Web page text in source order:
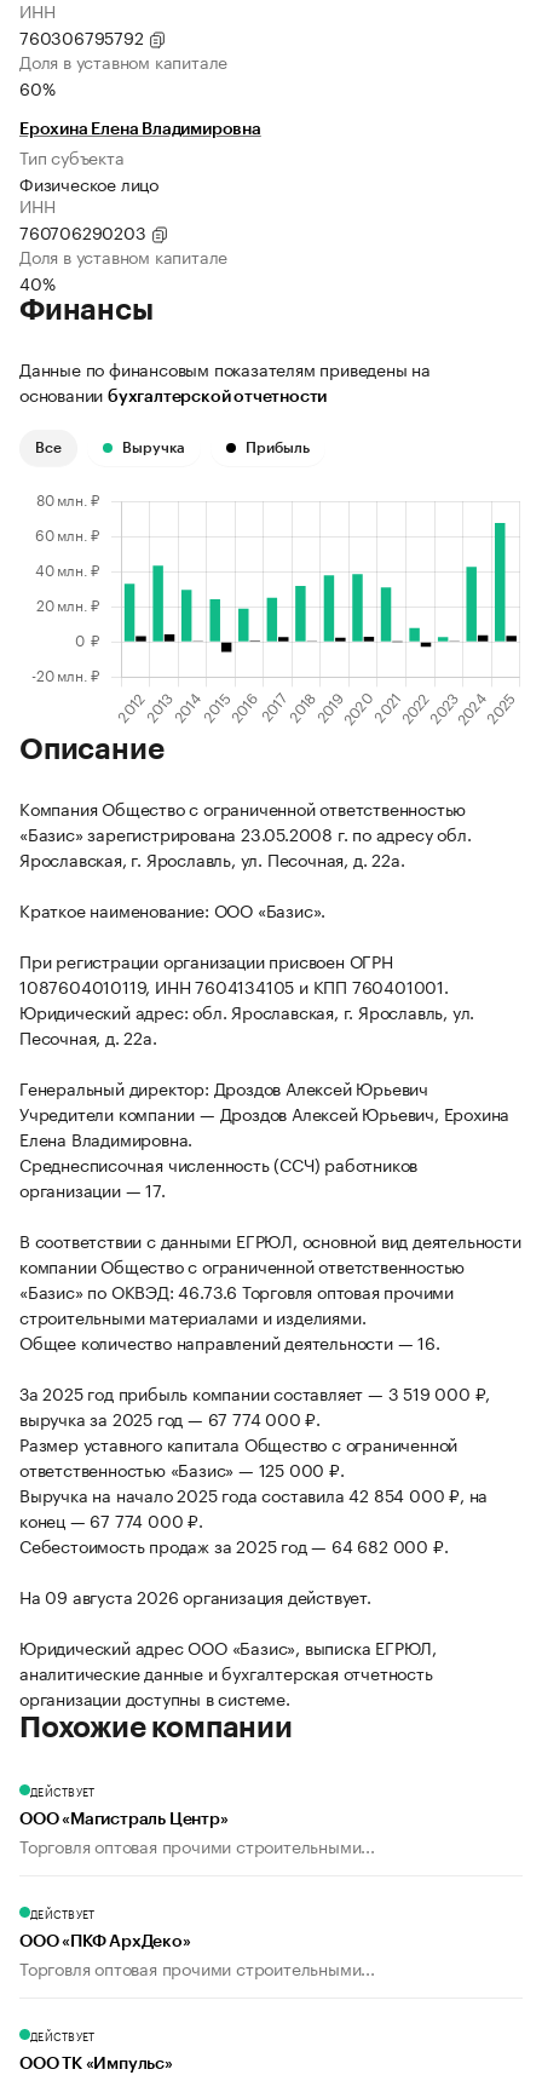
ИНН
760306795792
Доля в уставном капитале
60%
Ерохина Елена Владимировна
Тип субъекта
Физическое лицо
ИНН
760706290203
Доля в уставном капитале
40%
Финансы
Данные по финансовым показателям приведены на
основании бухгалтерской отчетности
Все Выручка Прибыль
Описание
Компания Общество с ограниченной ответственностью
«Базис» зарегистрирована 23.05.2008 г. по адресу обл.
Ярославская, г. Ярославль, ул. Песочная, д. 22а.
Краткое наименование: ООО «Базис».
При регистрации организации присвоен ОГРН
1087604010119, ИНН 7604134105 и КПП 760401001.
Юридический адрес: обл. Ярославская, г. Ярославль, ул.
Песочная, д. 22а.
Генеральный директор: Дроздов Алексей Юрьевич
Учредители компании — Дроздов Алексей Юрьевич, Ерохина
Елена Владимировна.
Среднесписочная численность (ССЧ) работников
организации — 17.
В соответствии с данными ЕГРЮЛ, основной вид деятельности
компании Общество с ограниченной ответственностью
«Базис» по ОКВЭД: 46.73.6 Торговля оптовая прочими
строительными материалами и изделиями.
Общее количество направлений деятельности — 16.
За 2025 год прибыль компании составляет — 3 519 000 ₽,
выручка за 2025 год — 67 774 000 ₽.
Размер уставного капитала Общество с ограниченной
ответственностью «Базис» — 125 000 ₽.
Выручка на начало 2025 года составила 42 854 000 ₽, на
конец — 67 774 000 ₽.
Себестоимость продаж за 2025 год — 64 682 000 ₽.
На 09 августа 2026 организация действует.
Юридический адрес ООО «Базис», выписка ЕГРЮЛ,
аналитические данные и бухгалтерская отчетность
организации доступны в системе.
Похожие компании
ДЕЙСТВУЕТ
ООО «Магистраль Центр»
Торговля оптовая прочими строительными...
ДЕЙСТВУЕТ
ООО «ПКФ АрхДеко»
Торговля оптовая прочими строительными...
ДЕЙСТВУЕТ
ООО ТК «Импульс»